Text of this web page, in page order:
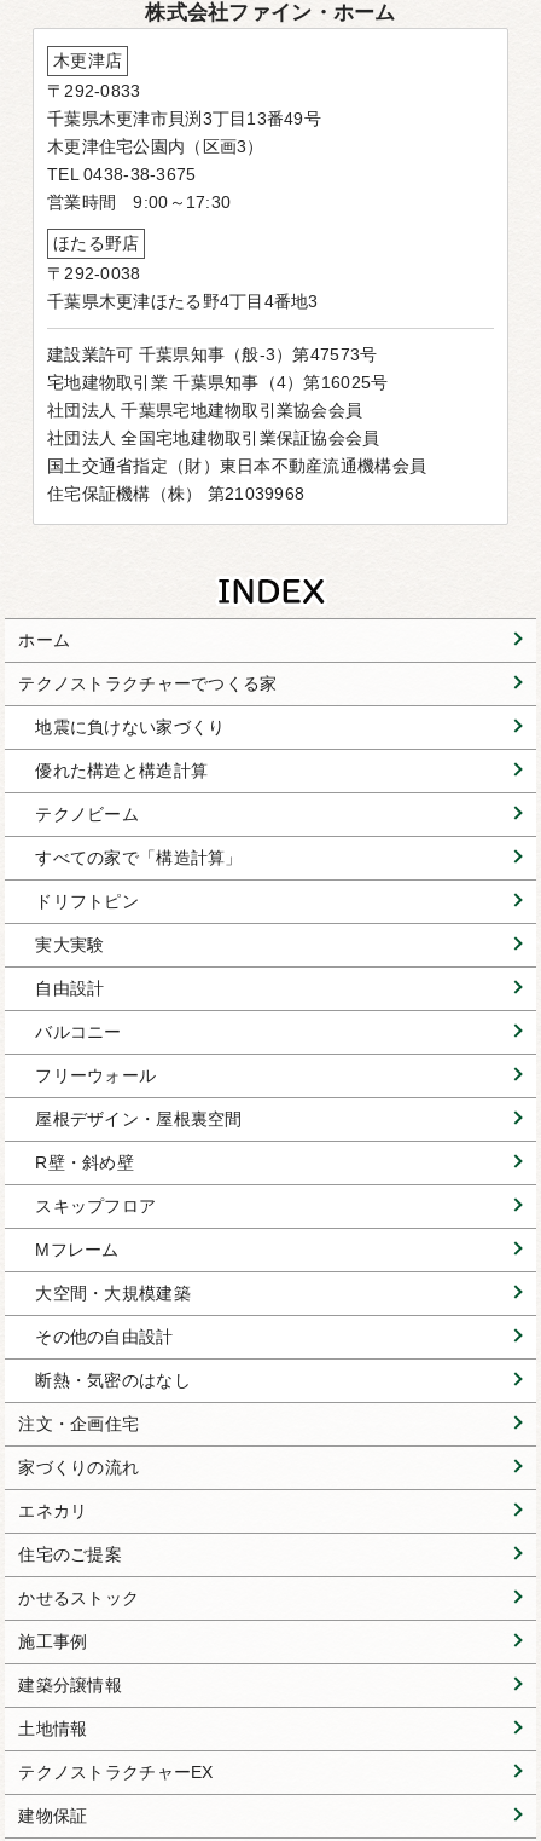
株式会社ファイン・ホーム
木更津店
〒292-0833
千葉県木更津市貝渕3丁目13番49号
木更津住宅公園内（区画3）
TEL 0438-38-3675
営業時間 9:00～17:30
ほたる野店
〒292-0038
千葉県木更津ほたる野4丁目4番地3
建設業許可 千葉県知事（般-3）第47573号
宅地建物取引業 千葉県知事（4）第16025号
社団法人 千葉県宅地建物取引業協会会員
社団法人 全国宅地建物取引業保証協会会員
国土交通省指定（財）東日本不動産流通機構会員
住宅保証機構（株） 第21039968
ホーム
テクノストラクチャーでつくる家
地震に負けない家づくり
優れた構造と構造計算
テクノビーム
すべての家で「構造計算」
ドリフトピン
実大実験
自由設計
バルコニー
フリーウォール
屋根デザイン・屋根裏空間
R壁・斜め壁
スキップフロア
Mフレーム
大空間・大規模建築
その他の自由設計
断熱・気密のはなし
注文・企画住宅
家づくりの流れ
エネカリ
住宅のご提案
かせるストック
施工事例
建築分譲情報
土地情報
テクノストラクチャーEX
建物保証